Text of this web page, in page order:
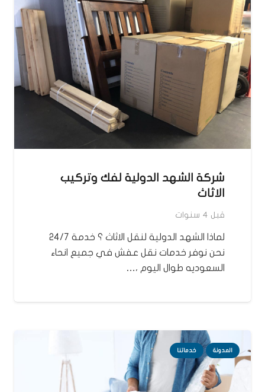
شركة الشهد الدولية لفك وتركيب
الاثاث
قبل 4 سنوات
لماذا الشهد الدولية لنقل الاثاث ؟ خدمة 24/7
نحن نوفر خدمات نقل عفش في جميع انحاء
السعوديه طوال اليوم ،…
المدونة خدماتنا